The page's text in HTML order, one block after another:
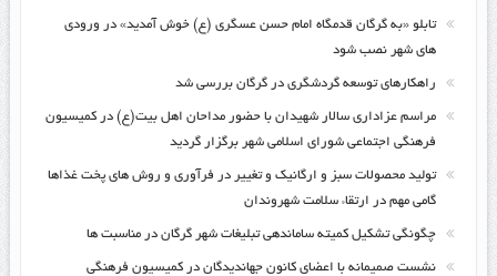
تابلو «به گرگان قدمگاه امام حسن عسگری (ع) خوش آمدید» در ورودی
های شهر نصب شود
راهکارهای توسعه گردشگری در گرگان بررسی شد
مراسم عزاداری سالار شهیدان با حضور مداحان اهل بیت(ع) در کمیسیون
فرهنگی اجتماعی شورای اسلامی شهر برگزار گردید
تولید محصولات سبز و ارگانیک و تغییر در فرآوری و روش های پخت غذاها
گامی مهم در ارتقاء سلامت شهروندان
چگونگی تشکیل کمیته ساماندهی تبلیغات شهر گرگان در مناسبت ها
نشست صمیمانه با اعضای کانون جهاندیدگان در کمیسیون فرهنگی